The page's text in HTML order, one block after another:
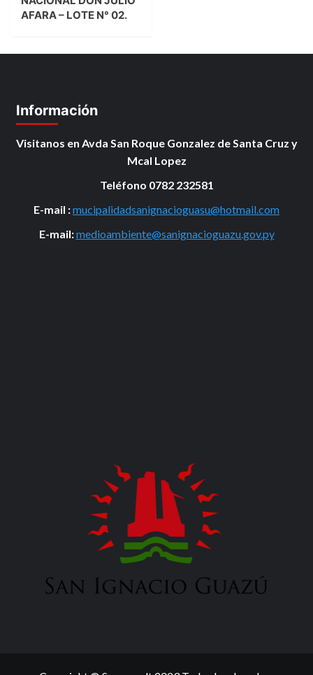
AFARA – LOTE N° 02.
Información
Visitanos en Avda San Roque Gonzalez de Santa Cruz y
Mcal Lopez
Teléfono 0782 232581
E-mail :mucipalidadsanignacioguasu@hotmail.com
E-mail:medioambiente@sanignacioguazu.gov.py